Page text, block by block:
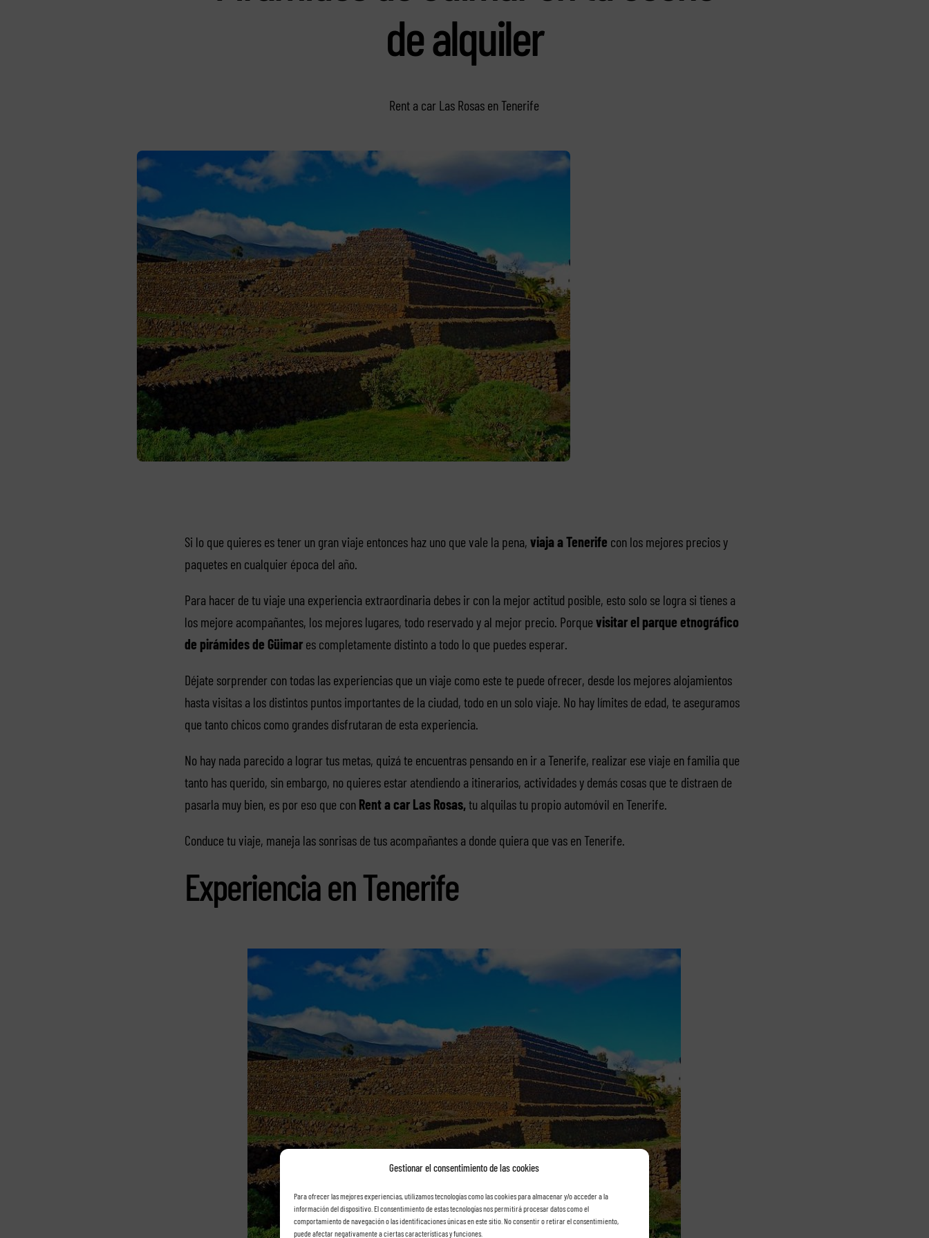
Gestionar el consentimiento de las cookies
Para ofrecer las mejores experiencias, utilizamos tecnologías como las cookies para almacenar y/o acceder a la
información del dispositivo. El consentimiento de estas tecnologías nos permitirá procesar datos como el
comportamiento de navegación o las identificaciones únicas en este sitio. No consentir o retirar el consentimiento,
puede afectar negativamente a ciertas características y funciones.
de alquiler
Rent a car Las Rosas en Tenerife
Si lo que quieres es tener un gran viaje entonces haz uno que vale la pena, viaja a Tenerife con los mejores precios y
paquetes en cualquier época del año.
Para hacer de tu viaje una experiencia extraordinaria debes ir con la mejor actitud posible, esto solo se logra si tienes a
los mejore acompañantes, los mejores lugares, todo reservado y al mejor precio. Porque visitar el parque etnográfico
de pirámides de Güimares completamente distinto a todo lo que puedes esperar.
Déjate sorprender con todas las experiencias que un viaje como este te puede ofrecer, desde los mejores alojamientos
hasta visitas a los distintos puntos importantes de la ciudad, todo en un solo viaje. No hay límites de edad, te aseguramos
que tanto chicos como grandes disfrutaran de esta experiencia.
No hay nada parecido a lograr tus metas, quizá te encuentras pensando en ir a Tenerife, realizar ese viaje en familia que
tanto has querido, sin embargo, no quieres estar atendiendo a itinerarios, actividades y demás cosas que te distraen de
pasarla muy bien, es por eso que con Rent a car Las Rosas,tu alquilas tu propio automóvil en Tenerife.
Conduce tu viaje, maneja las sonrisas de tus acompañantes a donde quiera que vas en Tenerife.
Experiencia en Tenerife